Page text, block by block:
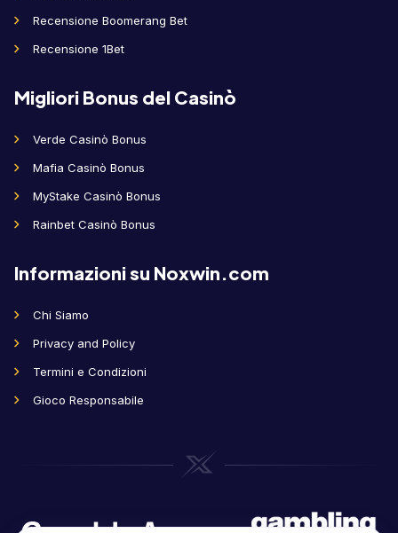
Recensione Boomerang Bet
Recensione 1Bet
Migliori Bonus del Casinò
Verde Casinò Bonus
Mafia Casinò Bonus
MyStake Casinò Bonus
Rainbet Casinò Bonus
Informazioni su Noxwin.com
Chi Siamo
Privacy and Policy
Termini e Condizioni
Gioco Responsabile